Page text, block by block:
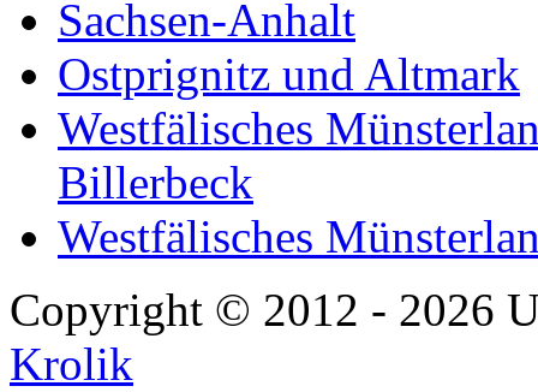
Sachsen-Anhalt
Ostprignitz und Altmark
Westfälisches
Billerbeck
Westfälisches
Copyright © 2012 - 2026
Krolik